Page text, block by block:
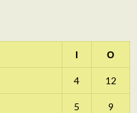
І О
4 12
5 9